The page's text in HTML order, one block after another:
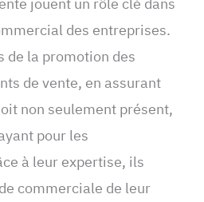
des entreprises.
de la promotion des
de vente, en assurant
non seulement présent,
pour les
à leur expertise, ils
commerciale de leur